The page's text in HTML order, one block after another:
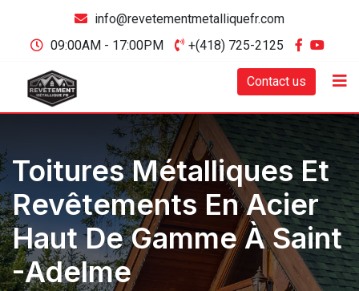
info@revetementmetalliquefr.com
09:00AM - 17:00PM
+(418) 725-2125
Contact us
Toitures Métalliques Et
Revêtements En Acier
Haut De Gamme À Saint
-Adelme